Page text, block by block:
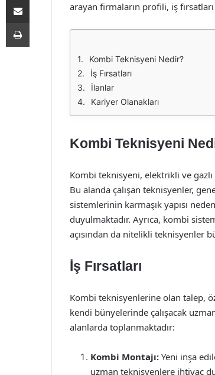
arayan firmaların profili, iş
Kombi Teknisyeni Nedir?
İş Fırsatları
İlanlar
Kariyer Olanakları
Kombi Teknisyeni
Kombi teknisyeni, elektrikli ve gazlı
Bu alanda çalışan teknisyenler,
sistemlerinin karmaşık yapısı
duyulmaktadır. Ayrıca, kombi
açısından da nitelikli teknisyenler
İş Fırsatları
Kombi teknisyenlerine olan talep,
kendi bünyelerinde çalışacak
alanlarda toplanmaktadır:
Kombi Montajı: Yeni inşa
uzman teknisyenlere ihtiyaç